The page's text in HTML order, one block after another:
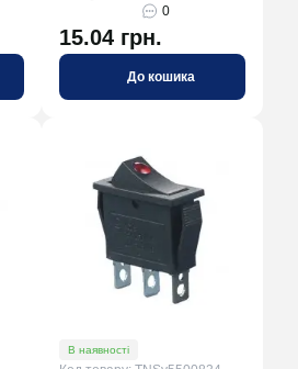
0
15.04 грн.
До кошика
В наявності